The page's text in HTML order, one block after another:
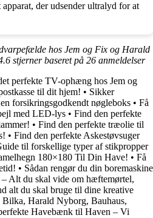
der udsender ultralyd for at
hos Jem og Fix og Harald
stjerner baseret på 26 anmeldelser
perfekte TV-ophæng hos Jem og
til dit hjem! • Sikker
forsikringsgodkendt nøgleboks • Få
med LED-lys • Find den perfekte
• Find den perfekte træolie til
• Find den perfekte Askestøvsuger
til forskellige typer af stikpropper
180×180 Til Din Have! • Få
• Sådan rengør du din boremaskine
Alt du skal vide om hæftemørtel,
alt du skal bruge til dine kreative
Harald Nyborg, Bauhaus,
Havebænk til Haven – Vi